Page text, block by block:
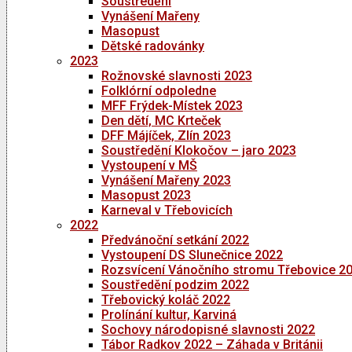
Vynášení Mařeny
Masopust
Dětské radovánky
2023
Rožnovské slavnosti 2023
Folklórní odpoledne
MFF Frýdek-Místek 2023
Den dětí, MC Krteček
DFF Májíček, Zlín 2023
Soustředění Klokočov – jaro 2023
Vystoupení v MŠ
Vynášení Mařeny 2023
Masopust 2023
Karneval v Třebovicích
2022
Předvánoční setkání 2022
Vystoupení DS Slunečnice 2022
Rozsvícení Vánočního stromu Třebovice
Soustředění podzim 2022
Třebovický koláč 2022
Prolínání kultur, Karviná
Sochovy národopisné slavnosti 2022
Tábor Radkov 2022 – Záhada v Británii